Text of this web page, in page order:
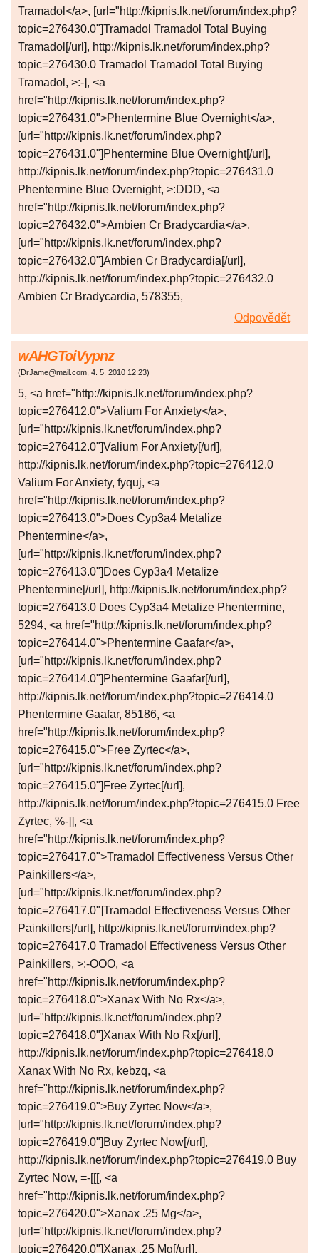
Tramadol</a>, [url="http://kipnis.lk.net/forum/index.php?
topic=276430.0"]Tramadol Tramadol Total Buying
Tramadol[/url], http://kipnis.lk.net/forum/index.php?
topic=276430.0 Tramadol Tramadol Total Buying
Tramadol, >:-], <a
href="http://kipnis.lk.net/forum/index.php?
topic=276431.0">Phentermine Blue Overnight</a>,
[url="http://kipnis.lk.net/forum/index.php?
topic=276431.0"]Phentermine Blue Overnight[/url],
http://kipnis.lk.net/forum/index.php?topic=276431.0
Phentermine Blue Overnight, >:DDD, <a
href="http://kipnis.lk.net/forum/index.php?
topic=276432.0">Ambien Cr Bradycardia</a>,
[url="http://kipnis.lk.net/forum/index.php?
topic=276432.0"]Ambien Cr Bradycardia[/url],
http://kipnis.lk.net/forum/index.php?topic=276432.0
Ambien Cr Bradycardia, 578355,
Odpovědět
wAHGToiVypnz
(DrJame@mail.com, 4. 5. 2010 12:23)
5, <a href="http://kipnis.lk.net/forum/index.php?
topic=276412.0">Valium For Anxiety</a>,
[url="http://kipnis.lk.net/forum/index.php?
topic=276412.0"]Valium For Anxiety[/url],
http://kipnis.lk.net/forum/index.php?topic=276412.0
Valium For Anxiety, fyquj, <a
href="http://kipnis.lk.net/forum/index.php?
topic=276413.0">Does Cyp3a4 Metalize
Phentermine</a>,
[url="http://kipnis.lk.net/forum/index.php?
topic=276413.0"]Does Cyp3a4 Metalize
Phentermine[/url], http://kipnis.lk.net/forum/index.php?
topic=276413.0 Does Cyp3a4 Metalize Phentermine,
5294, <a href="http://kipnis.lk.net/forum/index.php?
topic=276414.0">Phentermine Gaafar</a>,
[url="http://kipnis.lk.net/forum/index.php?
topic=276414.0"]Phentermine Gaafar[/url],
http://kipnis.lk.net/forum/index.php?topic=276414.0
Phentermine Gaafar, 85186, <a
href="http://kipnis.lk.net/forum/index.php?
topic=276415.0">Free Zyrtec</a>,
[url="http://kipnis.lk.net/forum/index.php?
topic=276415.0"]Free Zyrtec[/url],
http://kipnis.lk.net/forum/index.php?topic=276415.0 Free
Zyrtec, %-]], <a
href="http://kipnis.lk.net/forum/index.php?
topic=276417.0">Tramadol Effectiveness Versus Other
Painkillers</a>,
[url="http://kipnis.lk.net/forum/index.php?
topic=276417.0"]Tramadol Effectiveness Versus Other
Painkillers[/url], http://kipnis.lk.net/forum/index.php?
topic=276417.0 Tramadol Effectiveness Versus Other
Painkillers, >:-OOO, <a
href="http://kipnis.lk.net/forum/index.php?
topic=276418.0">Xanax With No Rx</a>,
[url="http://kipnis.lk.net/forum/index.php?
topic=276418.0"]Xanax With No Rx[/url],
http://kipnis.lk.net/forum/index.php?topic=276418.0
Xanax With No Rx, kebzq, <a
href="http://kipnis.lk.net/forum/index.php?
topic=276419.0">Buy Zyrtec Now</a>,
[url="http://kipnis.lk.net/forum/index.php?
topic=276419.0"]Buy Zyrtec Now[/url],
http://kipnis.lk.net/forum/index.php?topic=276419.0 Buy
Zyrtec Now, =-[[[, <a
href="http://kipnis.lk.net/forum/index.php?
topic=276420.0">Xanax .25 Mg</a>,
[url="http://kipnis.lk.net/forum/index.php?
topic=276420.0"]Xanax .25 Mg[/url],